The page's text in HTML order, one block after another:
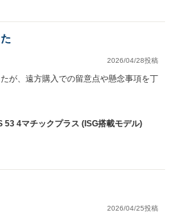
2026/04/28投稿
が、遠方購入での留意点や懸念事項を丁
53 4マチックプラス (ISG搭載モデル)
2026/04/25投稿